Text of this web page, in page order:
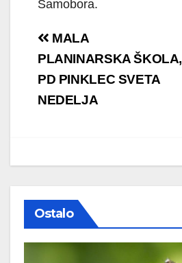
Samobora.
Navigacija
objava
MALA
PLANINARSKA ŠKOLA,
PD PINKLEC SVETA
NEDELJA
Ostalo